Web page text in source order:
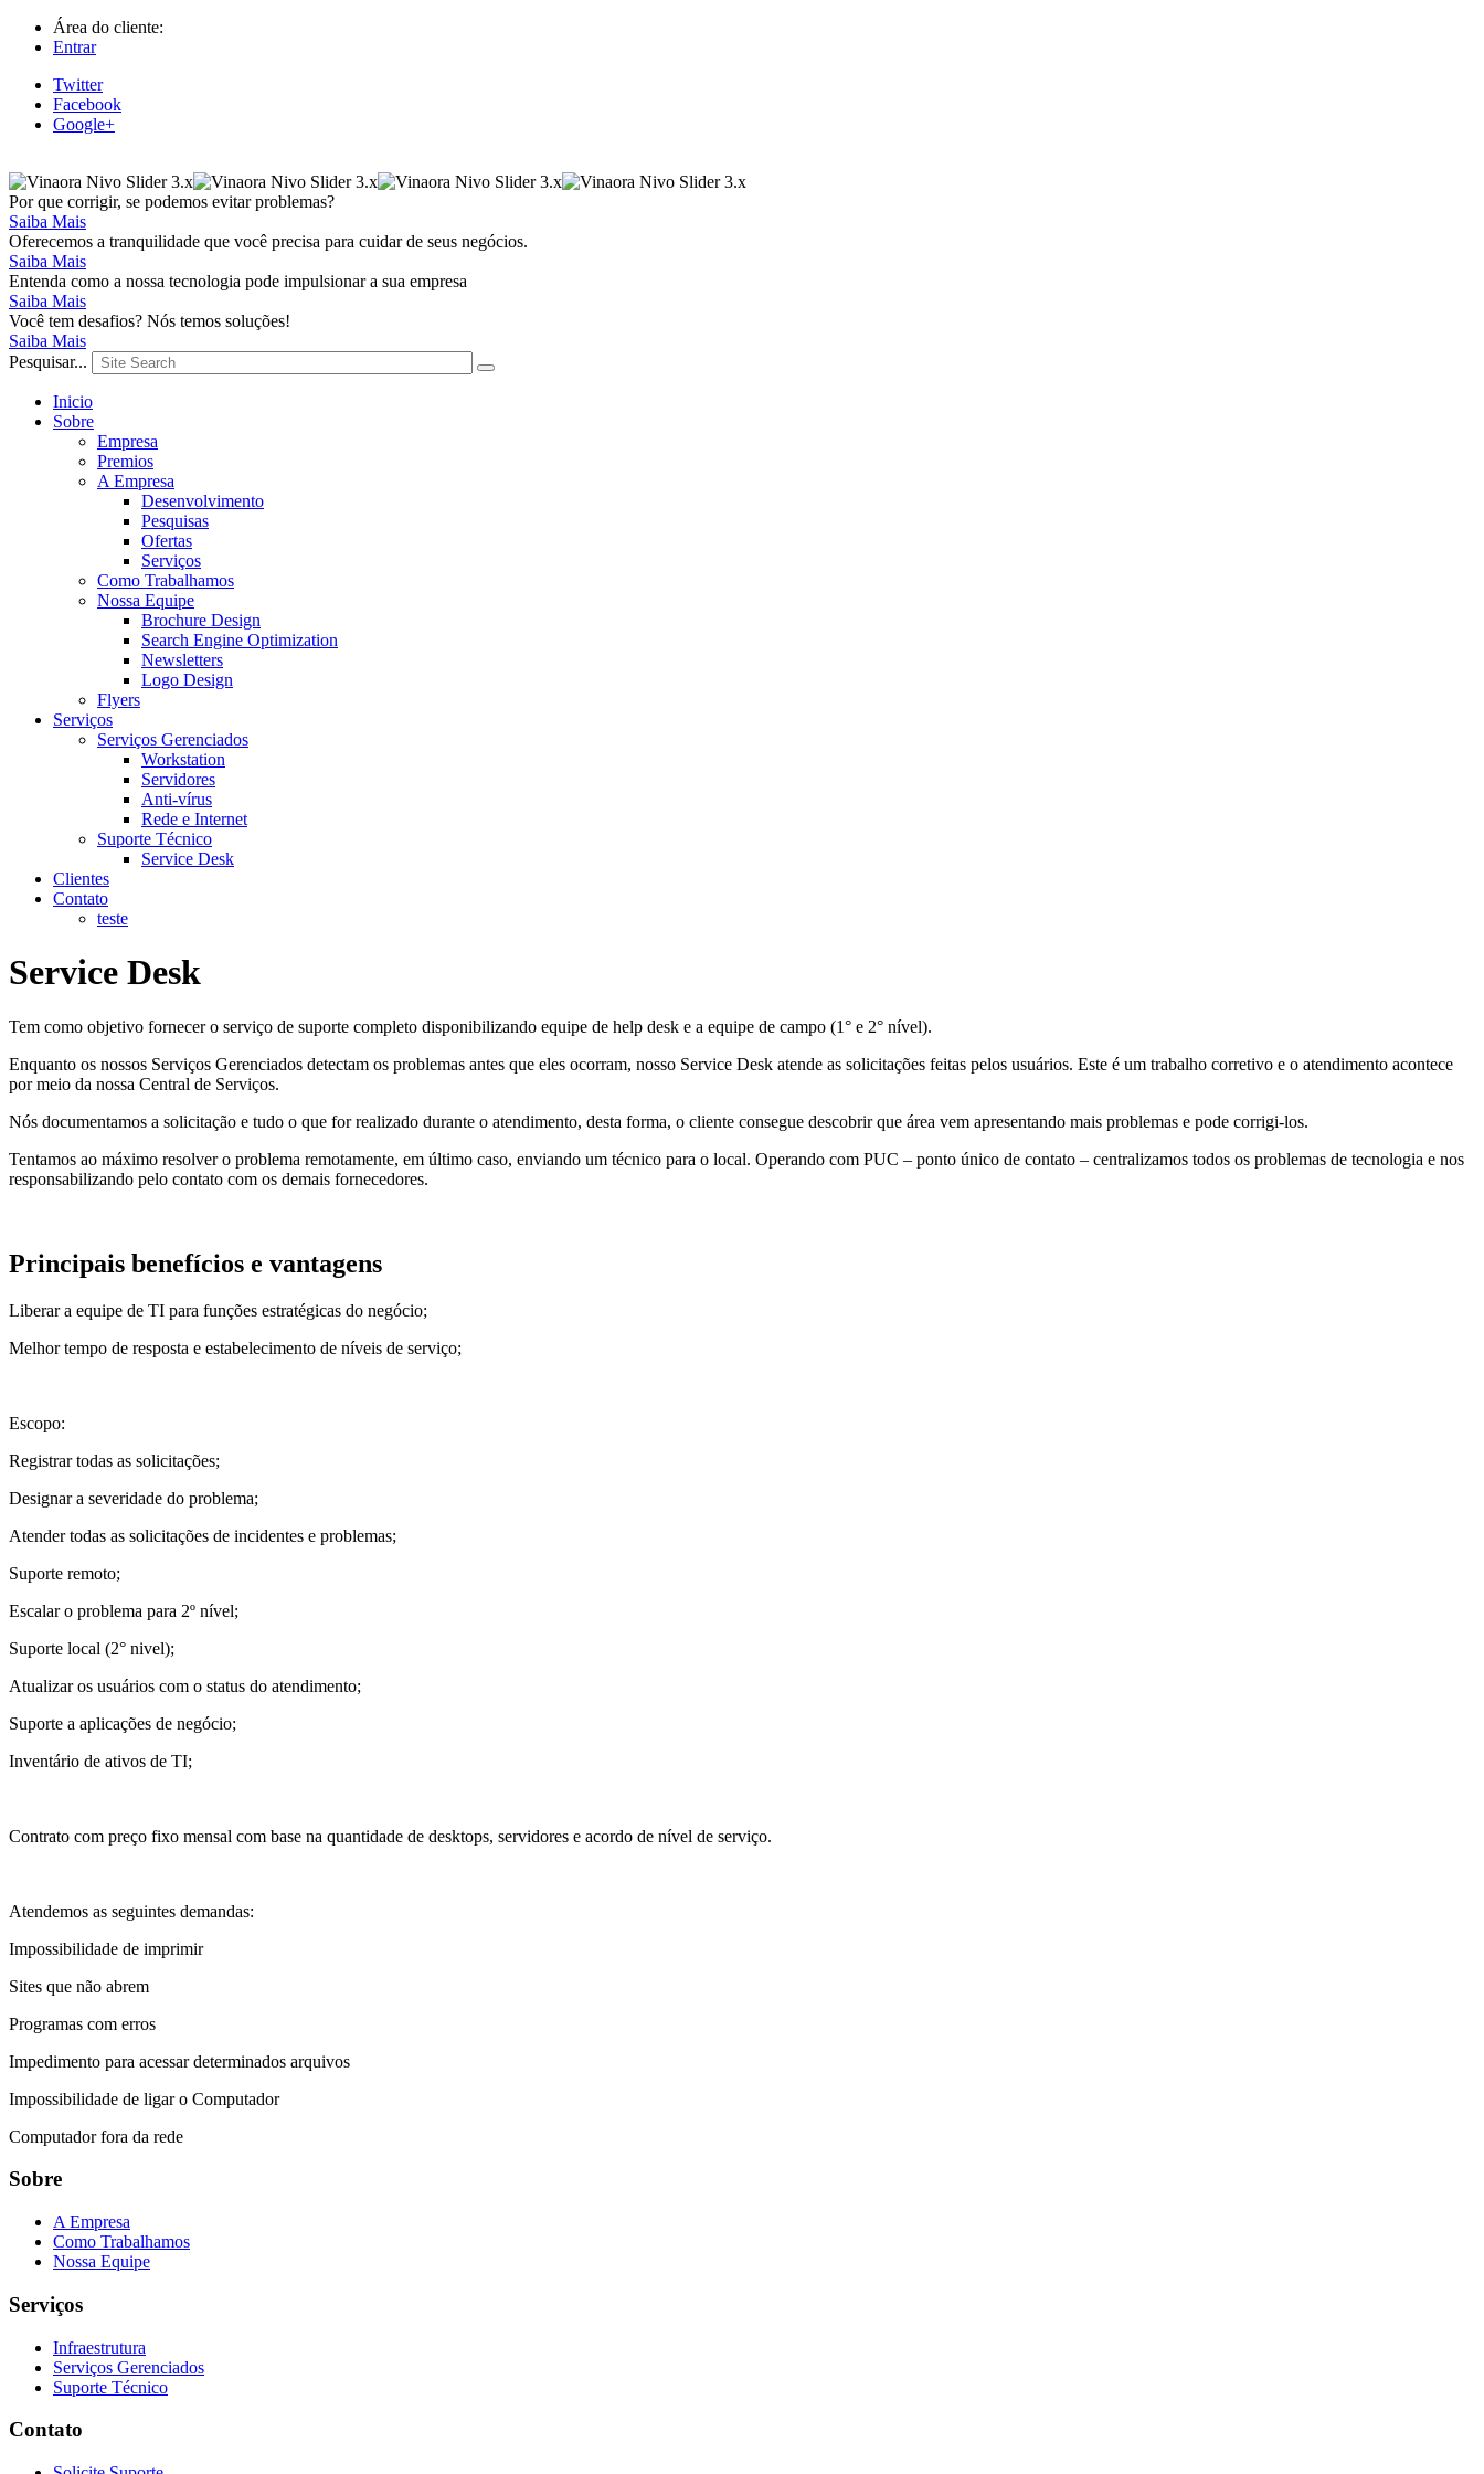
Área do cliente:
Entrar
Twitter
Facebook
Google+
Por que corrigir, se podemos evitar problemas?
Saiba Mais
Oferecemos a tranquilidade que você precisa para cuidar de seus negócios.
Saiba Mais
Entenda como a nossa tecnologia pode impulsionar a sua empresa
Saiba Mais
Você tem desafios? Nós temos soluções!
Saiba Mais
Pesquisar...
Inicio
Sobre
Empresa
Premios
A Empresa
Desenvolvimento
Pesquisas
Ofertas
Serviços
Como Trabalhamos
Nossa Equipe
Brochure Design
Search Engine Optimization
Newsletters
Logo Design
Flyers
Serviços
Serviços Gerenciados
Workstation
Servidores
Anti-vírus
Rede e Internet
Suporte Técnico
Service Desk
Clientes
Contato
teste
Service Desk
Tem como objetivo fornecer o serviço de suporte completo disponibilizando equipe de help desk e a equipe de campo (1° e 2° nível).
Enquanto os nossos Serviços Gerenciados detectam os problemas antes que eles ocorram, nosso Service Desk atende as solicitações feitas pelos usuários. Este é um trabalho corretivo e o atendimento acontece
por meio da nossa Central de Serviços.
Nós documentamos a solicitação e tudo o que for realizado durante o atendimento, desta forma, o cliente consegue descobrir que área vem apresentando mais problemas e pode corrigi-los.
Tentamos ao máximo resolver o problema remotamente, em último caso, enviando um técnico para o local. Operando com PUC – ponto único de contato – centralizamos todos os problemas de tecnologia e nos
responsabilizando pelo contato com os demais fornecedores.
Principais benefícios e vantagens
Liberar a equipe de TI para funções estratégicas do negócio;
Melhor tempo de resposta e estabelecimento de níveis de serviço;
Escopo:
Registrar todas as solicitações;
Designar a severidade do problema;
Atender todas as solicitações de incidentes e problemas;
Suporte remoto;
Escalar o problema para 2º nível;
Suporte local (2° nivel);
Atualizar os usuários com o status do atendimento;
Suporte a aplicações de negócio;
Inventário de ativos de TI;
Contrato com preço fixo mensal com base na quantidade de desktops, servidores e acordo de nível de serviço.
Atendemos as seguintes demandas:
Impossibilidade de imprimir
Sites que não abrem
Programas com erros
Impedimento para acessar determinados arquivos
Impossibilidade de ligar o Computador
Computador fora da rede
Sobre
A Empresa
Como Trabalhamos
Nossa Equipe
Serviços
Infraestrutura
Serviços Gerenciados
Suporte Técnico
Contato